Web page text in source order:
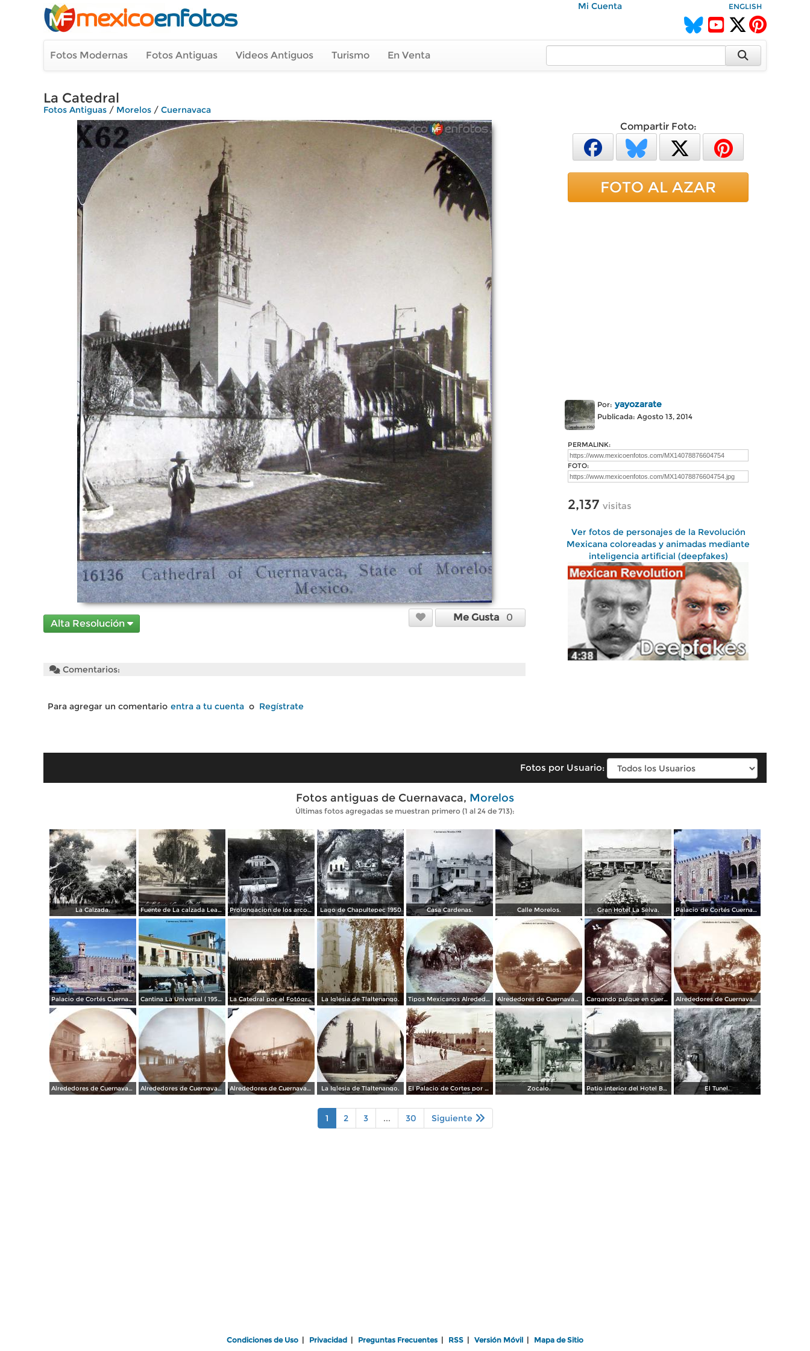
Mi Cuenta ENGLISH
Fotos Modernas Fotos Antiguas Videos Antiguos Turismo En Venta
La Catedral
Fotos Antiguas / Morelos / Cuernavaca
Alta Resolución
Me Gusta 0
Comentarios:
Para agregar un comentario entra a tu cuenta o Regístrate
Compartir Foto:
FOTO AL AZAR
Por: yayozarate
Publicada: Agosto 13, 2014
PERMALINK:
FOTO:
2,137 visitas
Ver fotos de personajes de la Revolución
Mexicana coloreadas y animadas mediante
inteligencia artificial (deepfakes)
Fotos por Usuario:
Fotos antiguas de Cuernavaca, Morelos
Últimas fotos agregadas se muestran primero (1 al 24 de 713):
La Calzada. Fuente de La calzada Leandro Valle. Prolongacion de los arcos de Guadalupe. Lago de Chapultepec 1950 Casa Cardenas. Calle Morelos. Gran Hotel La Selva. Palacio de Cortés Cuernavaca Morelos 1967
Palacio de Cortés Cuernavaca Morelos 1967 Cantina La Universal ( 1950 ). La Catedral por el Fotógrafo Hugo Brehme. La Iglesia de Tlaltenango. Tipos Mexicanos Alrededores de Cuernavaca Morelos.. Alrededores de Cuernavaca Morelos. Cargando pulque en cueros de puerco Alrededores de Cuernavaca Morelos. Alrededores de Cuernavaca Morelos.
Alrededores de Cuernavaca Morelos. Alrededores de Cuernavaca Morelos. Alrededores de Cuernavaca Morelos. La Iglesia de Tlaltenango. El Palacio de Cortes por el Fotógrafo Windfield Scott. Zocalo. Patio interior del Hotel Banos y Lido, El Tunel.
1 2 3 ... 30 Siguiente
Condiciones de Uso Privacidad Preguntas Frecuentes RSS Versión Móvil Mapa de Sitio